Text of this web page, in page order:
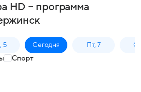
HD – программа
5 Сегодня Пт, 7
Спорт